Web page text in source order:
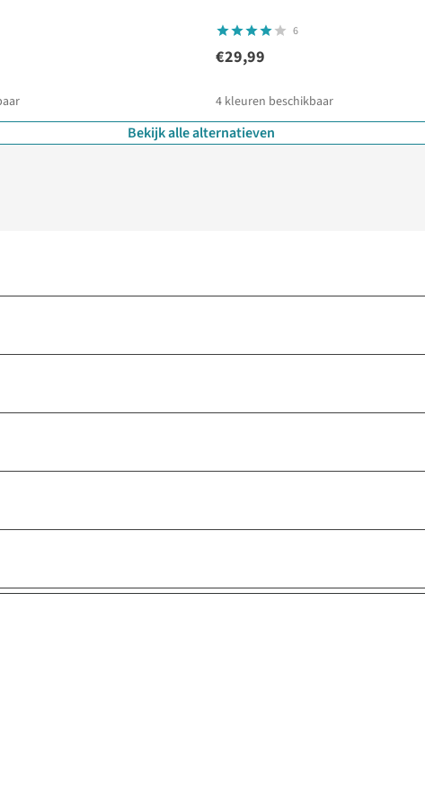
6
€29,99
4 kleuren beschikbaar
Bekijk alle alternatieven